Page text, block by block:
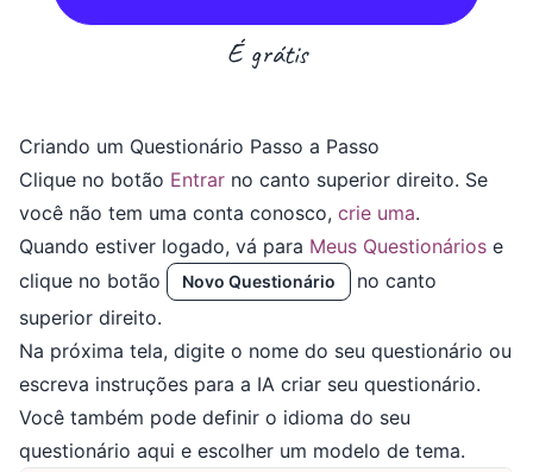
É grátis
Criando um Questionário Passo a Passo
Clique no botão Entrar no canto superior direito. Se
você não tem uma conta conosco, crie uma.
Quando estiver logado, vá para Meus Questionários e
clique no botão
Novo Questionário
no canto
superior direito.
Na próxima tela, digite o nome do seu questionário ou
escreva instruções para a IA criar seu questionário.
Você também pode definir o idioma do seu
questionário aqui e escolher um modelo de tema.